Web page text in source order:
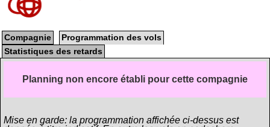
Compagnie
Programmation des vols
Statistiques des retards
Planning non encore établi pour cette compagnie
Mise en garde: la programmation affichée ci-dessus est